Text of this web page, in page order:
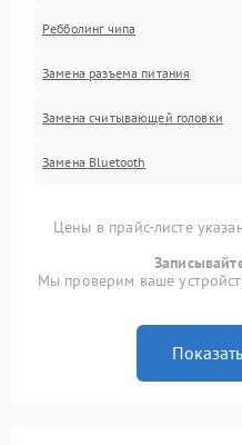
Ребболинг чипа
Замена разъема питания
Замена считывающей головки
Замена Bluetooth
Цены в прайс-листе
Мы проверим ваше